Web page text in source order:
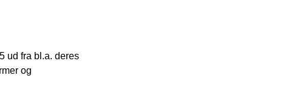
ud fra bl.a. deres
og